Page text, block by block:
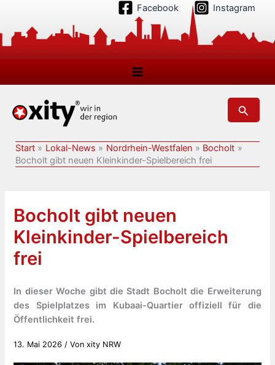
springen
Facebook Instagram
Suchen
Start Lokal-News Nordrhein-Westfalen
Bocholt
Bocholt gibt neuen Kleinkinder-Spielbereich frei
Bocholt gibt neuen
Kleinkinder-Spielbereich
frei
In dieser Woche gibt die Stadt Bocholt die Erweiterung
des Spielplatzes im Kubaai-Quartier offiziell für die
Öffentlichkeit frei.
13. Mai 2026 / Vonxity NRW